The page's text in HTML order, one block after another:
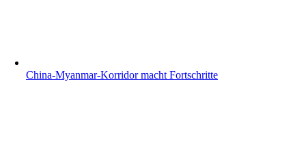
China-Myanmar-Korridor macht Fortschritte